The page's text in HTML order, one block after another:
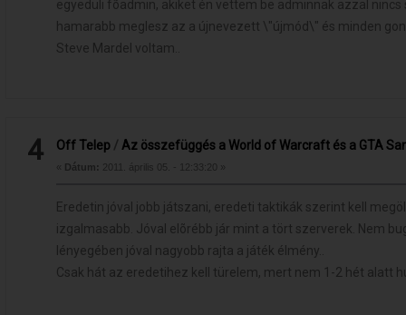
egyedüli fõadmin, akiket én vettem be adminnak azzal
hamarabb meglesz az a újnevezett \"újmód\" és minden
Steve Mardel voltam..
4 Off Telep / Az összefüggés a World of Warcraft és a GTA
« Dátum: 2011. április 05. - 12:33:20 »
Eredetin jóval jobb játszani, eredeti taktikák szerint kell
izgalmasabb. Jóval elõrébb jár mint a tört szerverek. Nem
lényegében jóval nagyobb rajta a játék élmény..
Csak hát az eredetihez kell türelem, mert nem 1-2 hét alatt